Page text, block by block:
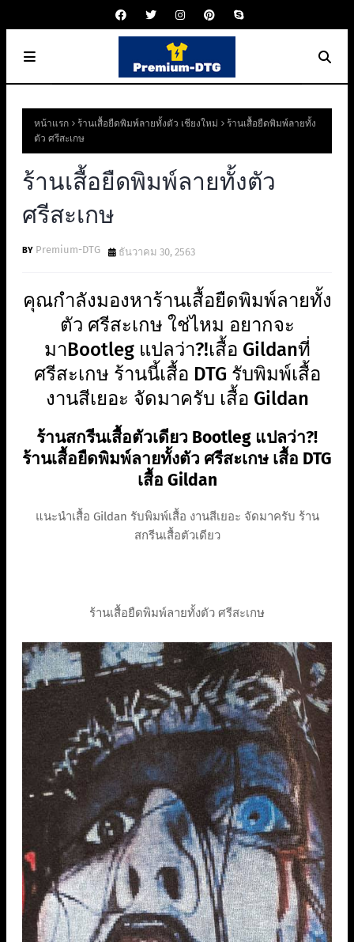
หน้าแรก ร้านเสื้อยืดพิมพ์ลายทั้งตัว เชียงใหม่
ร้านเสื้อยืดพิมพ์ลายทั้ง
ตัว ศรีสะเกษ
ร้านเสื้อยืดพิมพ์ลายทั้งตัว
ศรีสะเกษ
Premium-DTG ธันวาคม 30, 2563
คุณกำลังมองหาร้านเสื้อยืดพิมพ์ลายทั้ง
ตัว ศรีสะเกษ ใช่ไหม อยากจะ
มาBootleg แปลว่า?!เสื้อ Gildanที่
ศรีสะเกษ ร้านนี้เสื้อ DTG รับพิมพ์เสื้อ
งานสีเยอะ จัดมาครับ เสื้อ Gildan
ร้านสกรีนเสื้อตัวเดียว Bootleg แปลว่า?!
ร้านเสื้อยืดพิมพ์ลายทั้งตัว ศรีสะเกษ เสื้อ DTG
เสื้อ Gildan
แนะนำเสื้อ Gildan รับพิมพ์เสื้อ งานสีเยอะ จัดมาครับ ร้าน
สกรีนเสื้อตัวเดียว
ร้านเสื้อยืดพิมพ์ลายทั้งตัว ศรีสะเกษ